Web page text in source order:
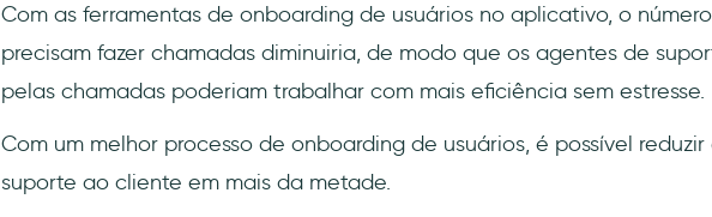
Com as ferramentas de onboarding de usuários no aplicativo, o
precisam fazer chamadas diminuiria, de modo que os agentes de
pelas chamadas poderiam trabalhar com mais eficiência sem estresse.
Com um melhor processo de onboarding de usuários, é possível
suporte ao cliente em mais da metade.